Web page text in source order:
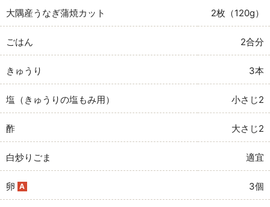
大隅産うなぎ蒲焼カット
2枚（120g）
ごはん 2合分
きゅうり 3本
塩（きゅうりの塩もみ用） 小さじ2
酢 大さじ2
白炒りごま 適宜
卵 A 3個